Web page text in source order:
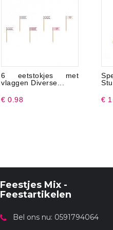
6 eetstokjes met
vlaggen Diverse...
€ 0.98 €
Feestjes Mix -
Feestartikelen
Bel ons nu: 0591794064